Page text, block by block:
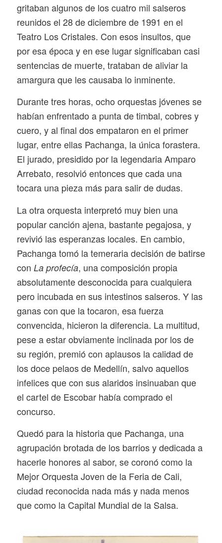
gritaban algunos de los cuatro mil salseros
reunidos el 28 de diciembre de 1991 en el
Teatro Los Cristales. Con esos insultos, que
por esa época y en ese lugar significaban casi
sentencias de muerte, trataban de aliviar la
amargura que les causaba lo inminente.
Durante tres horas, ocho orquestas jóvenes se
habían enfrentado a punta de timbal, cobres y
cuero, y al final dos empataron en el primer
lugar, entre ellas Pachanga, la única forastera.
El jurado, presidido por la legendaria Amparo
Arrebato, resolvió entonces que cada una
tocara una pieza más para salir de dudas.
La otra orquesta interpretó muy bien una
popular canción ajena, bastante pegajosa, y
revivió las esperanzas locales. En cambio,
Pachanga tomó la temeraria decisión de batirse
con La profecía, una composición propia
absolutamente desconocida para cualquiera
pero incubada en sus intestinos salseros. Y las
ganas con que la tocaron, esa fuerza
convencida, hicieron la diferencia. La multitud,
pese a estar obviamente inclinada por los de
su región, premió con aplausos la calidad de
los doce pelaos de Medellín, salvo aquellos
infelices que con sus alaridos insinuaban que
el cartel de Escobar había comprado el
concurso.
Quedó para la historia que Pachanga, una
agrupación brotada de los barrios y dedicada a
hacerle honores al sabor, se coronó como la
Mejor Orquesta Joven de la Feria de Cali,
ciudad reconocida nada más y nada menos
que como la Capital Mundial de la Salsa.